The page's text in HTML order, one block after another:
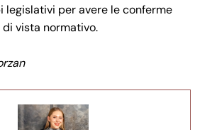
legislativi per avere le conferme
vista normativo.